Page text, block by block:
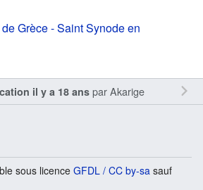
Grèce - Saint Synode en
il y a 18 ansparAkarige
sous licence GFDL / CC by-sa sauf